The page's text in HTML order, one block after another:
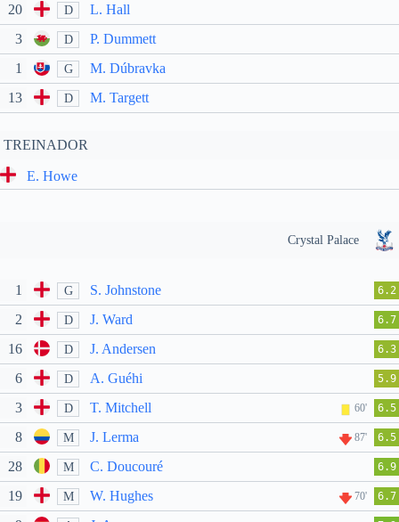
20 D
L. Hall
3
D
P. Dummett
1
G
M. Dúbravka
13
D M. Targett
TREINADOR
E. Howe
Crystal Palace
1 G S. Johnstone 6.2
2 D J. Ward 6.7
16 D J. Andersen 6.3
6 D A. Guéhi 5.9
3 D T. Mitchell 60' 6.5
8 M J. Lerma 87' 6.5
28 M C. Doucouré 6.9
19 M W. Hughes 70' 6.7